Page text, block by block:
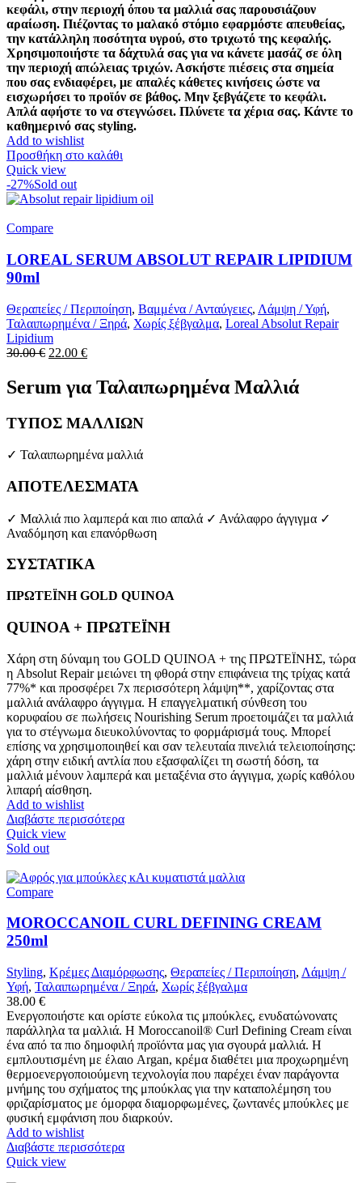
κεφάλι, στην περιοχή όπου τα μαλλιά σας παρουσιάζουν
αραίωση. Πιέζοντας το μαλακό στόμιο εφαρμόστε απευθείας,
την κατάλληλη ποσότητα υγρού, στο τριχωτό της κεφαλής.
Χρησιμοποιήστε τα δάχτυλά σας για να κάνετε μασάζ σε όλη
την περιοχή απώλειας τριχών. Ασκήστε πιέσεις στα σημεία
που σας ενδιαφέρει, με απαλές κάθετες κινήσεις ώστε να
εισχωρήσει το προϊόν σε βάθος. Μην ξεβγάζετε το κεφάλι.
Απλά αφήστε το να στεγνώσει. Πλύνετε τα χέρια σας. Κάντε το
καθημερινό σας styling.
Add to wishlist
Προσθήκη στο καλάθι
Quick view
-27%Sold out
Compare
LOREAL SERUM ABSOLUT REPAIR LIPIDIUM
90ml
Θεραπείες / Περιποίηση, Βαμμένα / Ανταύγειες, Λάμψη / Υφή,
Ταλαιπωρημένα / Ξηρά, Χωρίς ξέβγαλμα, Loreal Absolut Repair
Lipidium
30.00€ Original
30.00 €.
22.00 €Η
τιμή
είναι:
Serumγια Ταλαιπωρημένα Μαλλιά
ΤΥΠΟΣ ΜΑΛΛΙΩΝ
✓ Ταλαιπωρημένα μαλλιά
ΑΠΟΤΕΛΕΣΜΑΤΑ
✓ Μαλλιά πιο λαμπερά και πιο απαλά ✓ Ανάλαφρο άγγιγμα ✓
Αναδόμηση και επανόρθωση
ΣΥΣΤΑΤΙΚΑ
ΠΡΩΤΕΪΝΗ GOLD QUINOA
QUINOA + ΠΡΩΤΕΪΝΗ
Χάρη στη δύναμη του GOLD QUINOA + της ΠΡΩΤΕΪΝΗΣ, τώρα
η Absolut Repair μειώνει τη φθορά στην επιφάνεια της τρίχας κατά
77%* και προσφέρει 7x περισσότερη λάμψη**, χαρίζοντας στα
μαλλιά ανάλαφρο άγγιγμα. Η επαγγελματική σύνθεση του
κορυφαίου σε πωλήσεις Nourishing Serum προετοιμάζει τα μαλλιά
για το στέγνωμα διευκολύνοντας το φορμάρισμά τους. Μπορεί
επίσης να χρησιμοποιηθεί και σαν τελευταία πινελιά τελειοποίησης:
χάρη στην ειδική αντλία που εξασφαλίζει τη σωστή δόση, τα
μαλλιά μένουν λαμπερά και μεταξένια στο άγγιγμα, χωρίς καθόλου
λιπαρή αίσθηση.
Add to wishlist
Διαβάστε περισσότερα
Quick view
Sold out
Compare
MOROCCANOIL CURL DEFINING CREAM
250ml
Styling, Κρέμες Διαμόρφωσης, Θεραπείες / Περιποίηση, Λάμψη /
Υφή, Ταλαιπωρημένα / Ξηρά, Χωρίς ξέβγαλμα
38.00 €
Ενεργοποιήστε και ορίστε εύκολα τις μπούκλες, ενυδατώνονατς
παράλληλα τα μαλλιά. Η Moroccanoil® Curl Defining Cream είναι
ένα από τα πιο δημοφιλή προϊόντα μας για σγουρά μαλλιά. Η
εμπλουτισμένη με έλαιο Argan, κρέμα διαθέτει μια προχωρημένη
θερμοενεργοποιούμενη τεχνολογία που παρέχει έναν παράγοντα
μνήμης του σχήματος της μπούκλας για την καταπολέμηση του
φριζαρίσματος με όμορφα διαμορφωμένες, ζωντανές μπούκλες με
φυσική εμφάνιση που διαρκούν.
Add to wishlist
Διαβάστε περισσότερα
Quick view